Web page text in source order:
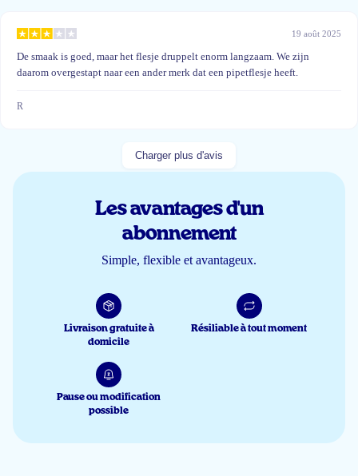
19 août 2025
De smaak is goed, maar het flesje druppelt enorm langzaam. We zijn
daarom overgestapt naar een ander merk dat een pipetflesje heeft.
R
Charger plus d'avis
Les avantages d'un
abonnement
Simple, flexible et avantageux.
Livraison gratuite à
domicile
Résiliable à tout moment
Pause ou modification
possible